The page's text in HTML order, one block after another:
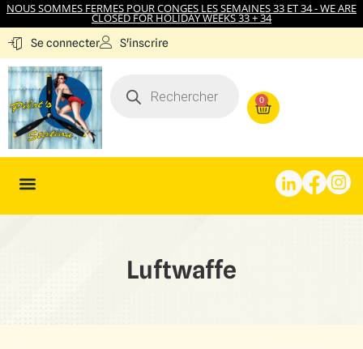
NOUS SOMMES FERMES POUR CONGES LES SEMAINES 33 ET 34 - WE ARE
CLOSED FOR HOLIDAY WEEKS 33 + 34
Se connecter S'inscrire
0
Luftwaffe